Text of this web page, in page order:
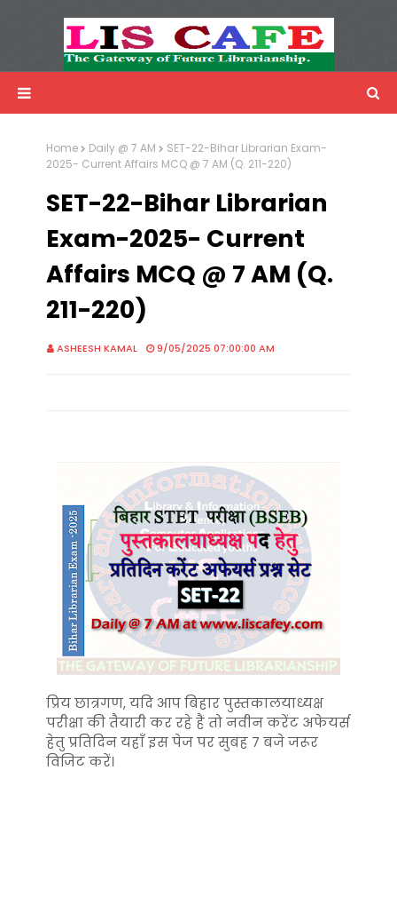
Advertisemnet
Home Daily @ 7 AM
SET-22-Bihar Librarian Exam-
2025- Current Affairs MCQ @ 7 AM (Q. 211-220)
SET-22-Bihar Librarian
Exam-2025- Current
Affairs MCQ @ 7 AM (Q.
211-220)
ASHEESH KAMAL 9/05/2025 07:00:00 AM
प्रिय छात्रगण, यदि आप बिहार पुस्तकालयाध्यक्ष
परीक्षा की तैयारी कर रहे हैं तो नवीन करेंट अफेयर्स
हेतु प्रतिदिन यहाँ इस पेज पर सुबह 7 बजे जरूर
विजिट करें।